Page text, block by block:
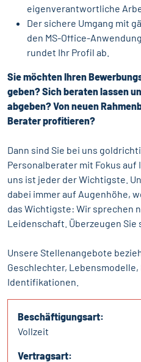
eigenverantwortliche
Der sichere Umgang mit
den MS-Office-
rundet Ihr Profil ab.
Sie möchten Ihren
geben? Sich beraten lassen
abgeben? Von neuen
Berater profitieren?
Dann sind Sie bei uns
Personalberater mit Fokus
uns ist jeder der Wichtigste.
dabei immer auf Augenhöhe,
das Wichtigste: Wir sprechen
Leidenschaft. Überzeugen Sie
Unsere Stellenangebote
Geschlechter,
Identifikationen.
Beschäftigungsart:
Vollzeit
Vertragsart: